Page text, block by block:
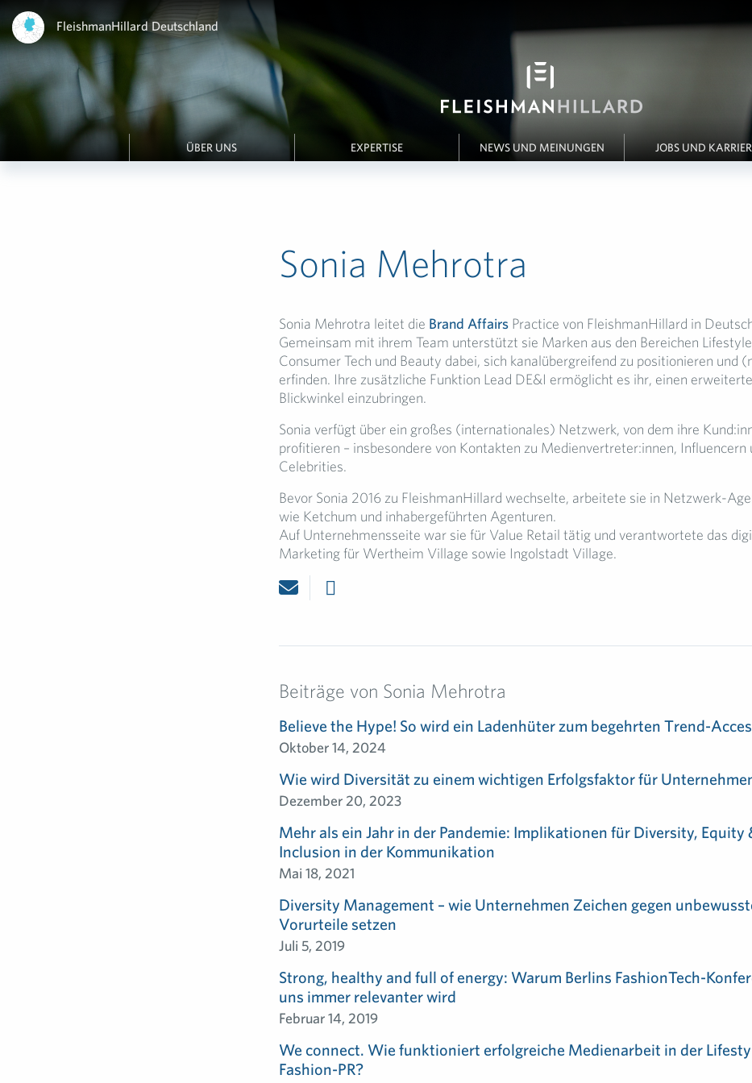
FleishmanHillard Deutschland
ÜBER UNS EXPERTISE NEWS UND MEINUNGEN JOBS UND
Sonia Mehrotra
Sonia Mehrotra leitet die Brand AffairsPractice von FleishmanHillard in
Gemeinsam mit ihrem Team unterstützt sie Marken aus den Bereichen
Consumer Tech und Beauty dabei, sich kanalübergreifend zu positionieren und
erfinden. Ihre zusätzliche Funktion Lead DE&I ermöglicht es ihr, einen
Blickwinkel einzubringen.
Sonia verfügt über ein großes (internationales) Netzwerk, von dem ihre
profitieren – insbesondere von Kontakten zu Medienvertreter:innen, Influencern
Celebrities.
Bevor Sonia 2016 zu FleishmanHillard wechselte, arbeitete sie in Netzwerk-
wie Ketchum und inhabergeführten Agenturen.
Auf Unternehmensseite war sie für Value Retail tätig und verantwortete das
Marketing für Wertheim Village sowie Ingolstadt Village.
Beiträge von Sonia Mehrotra
Believe the Hype! So wird ein Ladenhüter zum begehrten Trend-
Oktober 14, 2024
Wie wird Diversität zu einem wichtigen Erfolgsfaktor für
Dezember 20, 2023
Mehr als ein Jahr in der Pandemie: Implikationen für Diversity, Equity
Inclusion in der Kommunikation
Mai 18, 2021
Diversity Management – wie Unternehmen Zeichen gegen
Vorurteile setzen
Juli 5, 2019
Strong, healthy and full of energy: Warum Berlins FashionTech-
uns immer relevanter wird
Februar 14, 2019
We connect. Wie funktioniert erfolgreiche Medienarbeit in der
Fashion-PR?